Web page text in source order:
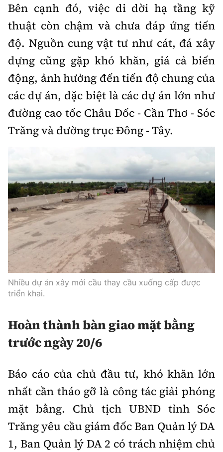
Bên cạnh đó, việc di dời hạ tầng kỹ
thuật còn chậm và chưa đáp ứng tiến
độ. Nguồn cung vật tư như cát, đá xây
dựng cũng gặp khó khăn, giá cả biến
động, ảnh hưởng đến tiến độ chung của
các dự án, đặc biệt là các dự án lớn như
đường cao tốc Châu Đốc - Cần Thơ - Sóc
Trăng và đường trục Đông - Tây.
Nhiều dự án xây mới cầu thay cầu xuống cấp được
triển khai.
Hoàn thành bàn giao mặt bằng
trước ngày 20/6
Báo cáo của chủ đầu tư, khó khăn lớn
nhất cần tháo gỡ là công tác giải phóng
mặt bằng. Chủ tịch UBND tỉnh Sóc
Trăng yêu cầu giám đốc Ban Quản lý DA
1, Ban Quản lý DA 2 có trách nhiệm chủ